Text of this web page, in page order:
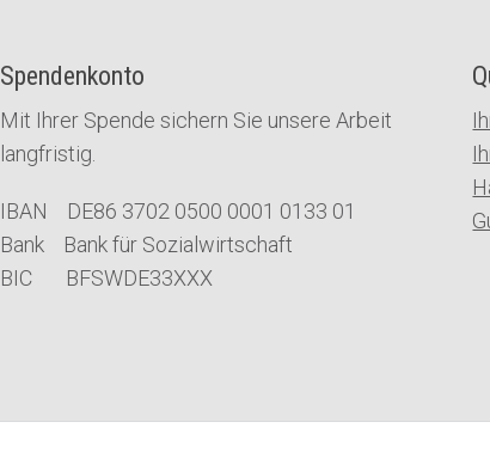
Spendenkonto
Mit Ihrer Spende sichern Sie unsere Arbeit
langfristig.
IBAN DE86 3702 0500 0001 0133 01
Bank Bank für Sozialwirtschaft
BIC BFSWDE33XXX